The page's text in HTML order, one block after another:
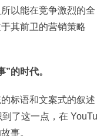
以能在竞争激烈的全
其前卫的营销策略
的时代。
标语和文案式的叙述
了这一点，在 YouTu
事。